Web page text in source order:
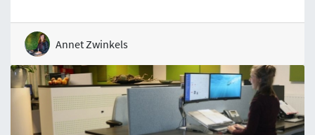
Annet Zwinkels